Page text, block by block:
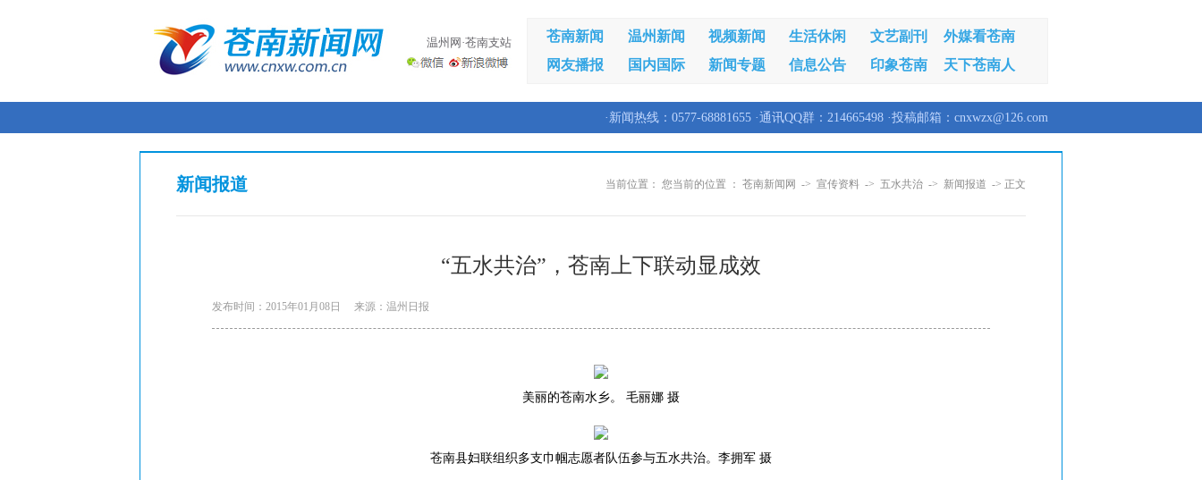
温州网·苍南支站 苍南新闻 温州新闻 视频新闻 生活休闲 文艺副刊
外媒看苍南
网友播报
国内国际 新闻专题 信息公告 印象苍南 天下苍南人
·新闻热线：0577-68881655 ·通讯QQ群：214665498 ·投稿邮箱：cnxwzx@126.com
当前位置： 您当前的位置 ： 苍南新闻网 -> 宣传资料 -> 五水共治 -> 新闻报道 -> 正文
新闻报道
“五水共治”，苍南上下联动显成效
发布时间：2015年01月08日 来源：温州日报
美丽的苍南水乡。 毛丽娜 摄
苍南县妇联组织多支巾帼志愿者队伍参与五水共治。李拥军 摄